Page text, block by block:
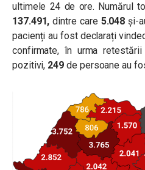
ultimele 24 de ore. Numărul
137.491, dintre care 5.048 și-
pacienți au fost declarați
confirmate, în urma
pozitivi, 249 de persoane au